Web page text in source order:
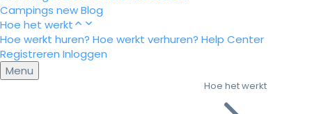
Campings newBlog
Hoe het werkt
Hoe werkt huren? Hoe werkt verhuren? Help Center
Registreren Inloggen
Menu
Hoe het werkt